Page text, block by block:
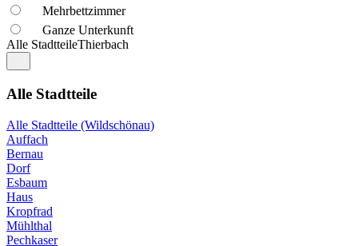
Mehrbettzimmer
Ganze Unterkunft
Alle StadtteileThierbach
Alle Stadtteile
Alle Stadtteile (Wildschönau)
Auffach
Bernau
Dorf
Esbaum
Haus
Kropfrad
Mühlthal
Pechkaser